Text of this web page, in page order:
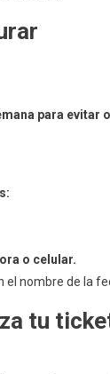
para evitar
o celular.
nombre de la
tu